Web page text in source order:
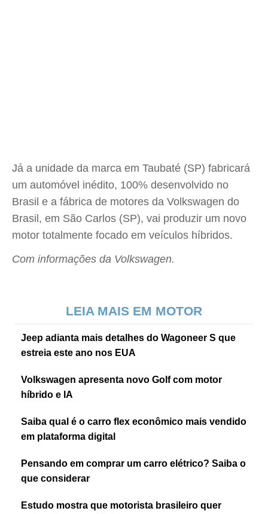
Já a unidade da marca em Taubaté (SP) fabricará
um automóvel inédito, 100% desenvolvido no
Brasil e a fábrica de motores da Volkswagen do
Brasil, em São Carlos (SP), vai produzir um novo
motor totalmente focado em veículos híbridos.
Com informações da Volkswagen.
LEIA MAIS EM MOTOR
Jeep adianta mais detalhes do Wagoneer S que
estreia este ano nos EUA
Volkswagen apresenta novo Golf com motor
híbrido e IA
Saiba qual é o carro flex econômico mais vendido
em plataforma digital
Pensando em comprar um carro elétrico? Saiba o
que considerar
Estudo mostra que motorista brasileiro quer